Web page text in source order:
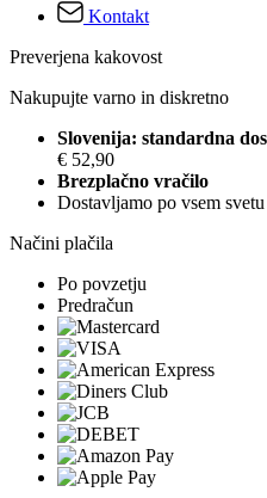
Kontakt
Preverjena kakovost
Nakupujte varno in diskretno
Slovenija: standardna
€ 52,90
Brezplačno vračilo
Dostavljamo po vsem svetu
Načini plačila
Po povzetju
Predračun